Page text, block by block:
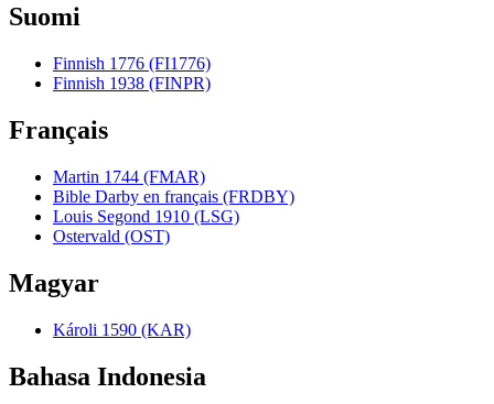
Suomi
Finnish 1776 (FI1776)
Finnish 1938 (FINPR)
Français
Martin 1744 (FMAR)
Bible Darby en français (FRDBY)
Louis Segond 1910 (LSG)
Ostervald (OST)
Magyar
Károli 1590 (KAR)
Bahasa Indonesia